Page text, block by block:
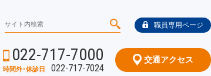
職員専用ページ
022-717-7000
時間外･休診日 022-717-7024
交通アクセス